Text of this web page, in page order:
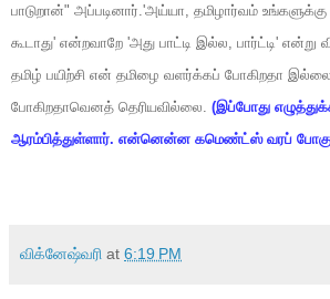
பாடுறான்" அப்படினார்.'அய்யா, தமிழார்வம்
கூடாது' என்றவாறே 'அது பாட்டி இல்ல, பார்ட்டி'
தமிழ் பயிற்சி என் தமிழை வளர்க்கப் போகிறதா
போகிறதாவெனத் தெரியவில்லை. (இப்போது
ஆரம்பித்துள்ளார். என்னென்ன கமெண்ட்ஸ் வரப்
விக்னேஷ்வரி at 6:19 PM